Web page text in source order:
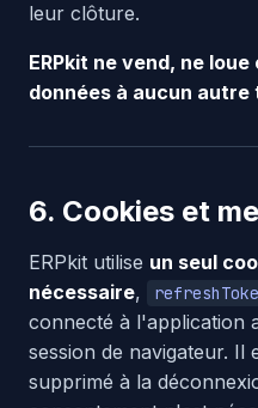
leur clôture.
ERPkit ne vend, ne
données à aucun autre
6. Cookies et
ERPkit utilise un seul
nécessaire,
connecté à l'application
session de navigateur. Il
supprimé à la